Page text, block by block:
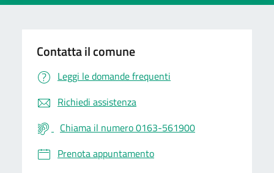
Contatta il comune
Leggi le domande frequenti
Richiedi assistenza
Chiama il numero 0163-561900
Prenota appuntamento